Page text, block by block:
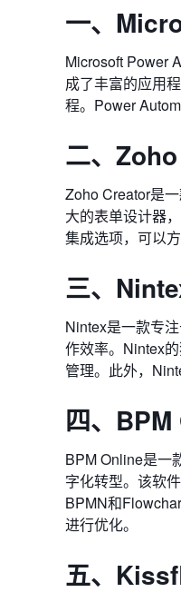
一、
Microsoft Power
成了丰富的应用
程。Power
二、
Zoho Creator是
大的表单设计器
集成选项，可以
三、
Nintex是一款专
作效率。Nintex
管理。此外，
四、
BPM Online是一
字化转型。该软
BPMN和
进行优化。
五、